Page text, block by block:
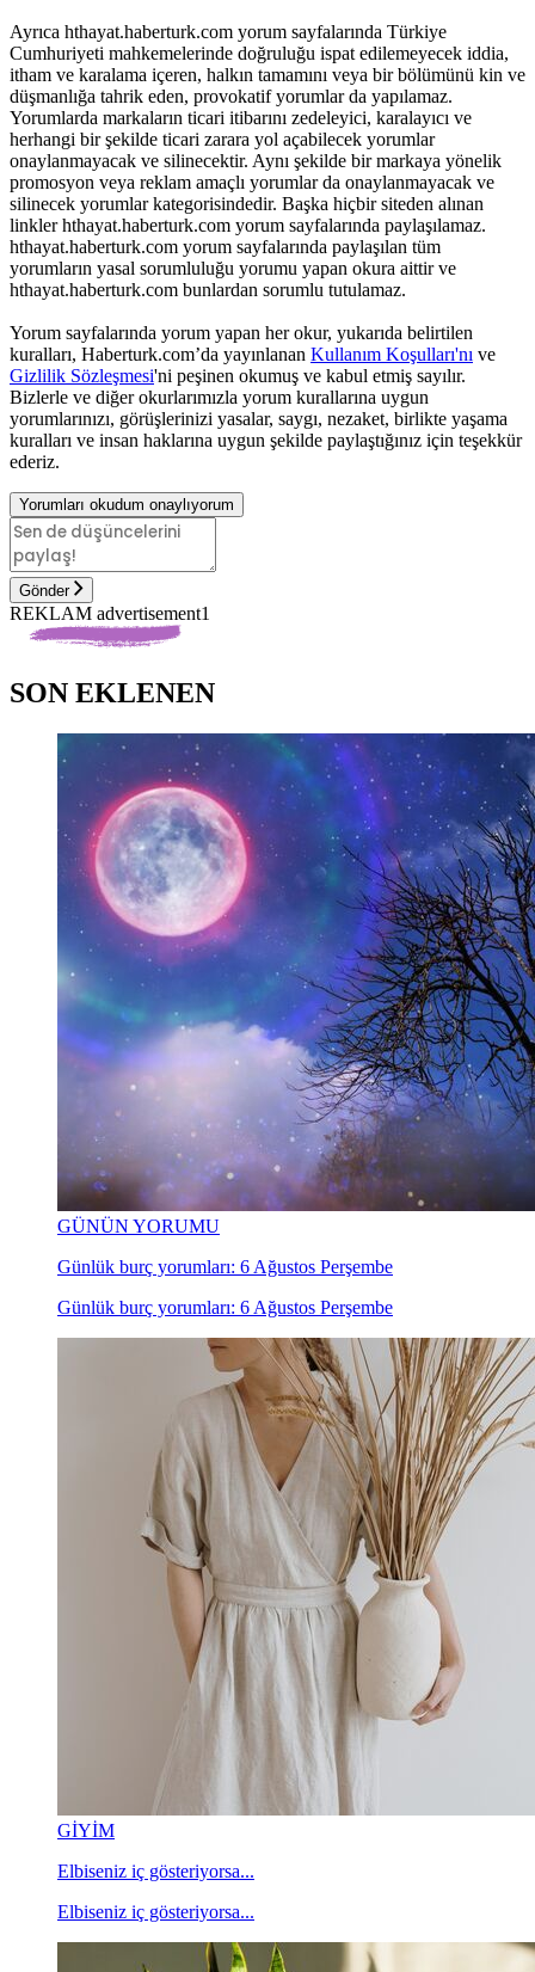
Ayrıca hthayat.haberturk.com yorum sayfalarında Türkiye
Cumhuriyeti mahkemelerinde doğruluğu ispat edilemeyecek iddia,
itham ve karalama içeren, halkın tamamını veya bir bölümünü kin ve
düşmanlığa tahrik eden, provokatif yorumlar da yapılamaz.
Yorumlarda markaların ticari itibarını zedeleyici, karalayıcı ve
herhangi bir şekilde ticari zarara yol açabilecek yorumlar
onaylanmayacak ve silinecektir. Aynı şekilde bir markaya yönelik
promosyon veya reklam amaçlı yorumlar da onaylanmayacak ve
silinecek yorumlar kategorisindedir. Başka hiçbir siteden alınan
linkler hthayat.haberturk.com yorum sayfalarında paylaşılamaz.
hthayat.haberturk.com yorum sayfalarında paylaşılan tüm
yorumların yasal sorumluluğu yorumu yapan okura aittir ve
hthayat.haberturk.com bunlardan sorumlu tutulamaz.
Yorum sayfalarında yorum yapan her okur, yukarıda belirtilen
kuralları, Haberturk.com’da yayınlanan Kullanım Koşulları'nı ve
Gizlilik Sözleşmesi'ni peşinen okumuş ve kabul etmiş sayılır.
Bizlerle ve diğer okurlarımızla yorum kurallarına uygun
yorumlarınızı, görüşlerinizi yasalar, saygı, nezaket, birlikte yaşama
kuralları ve insan haklarına uygun şekilde paylaştığınız için teşekkür
ederiz.
Yorumları okudum onaylıyorum
Gönder
REKLAM advertisement1
SON EKLENEN
GÜNÜN YORUMU
Günlük burç yorumları: 6 Ağustos Perşembe
Günlük burç yorumları: 6 Ağustos Perşembe
GİYİM
Elbiseniz iç gösteriyorsa...
Elbiseniz iç gösteriyorsa...